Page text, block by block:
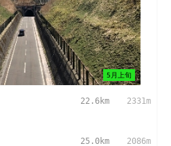
5月上旬
22.6km 2331m
25.0km 2086m